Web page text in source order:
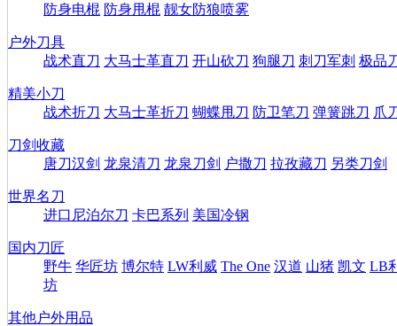
防身电棍 防身甩棍 靓女防狼喷雾
户外刀具
战术直刀 大马士革直刀 开山砍刀 狗腿刀 刺刀军刺 极品
精美小刀
战术折刀 大马士革折刀 蝴蝶甩刀 防卫笔刀 弹簧跳刀 爪
刀剑收藏
唐刀汉剑 龙泉清刀 龙泉刀剑 户撒刀 拉孜藏刀 另类刀剑
世界名刀
进口尼泊尔刀 卡巴系列 美国冷钢
国内刀匠
野牛 华匠坊 博尔特 LW利威 The One 汉道 山猪 凯文 LB
坊
其他户外用品